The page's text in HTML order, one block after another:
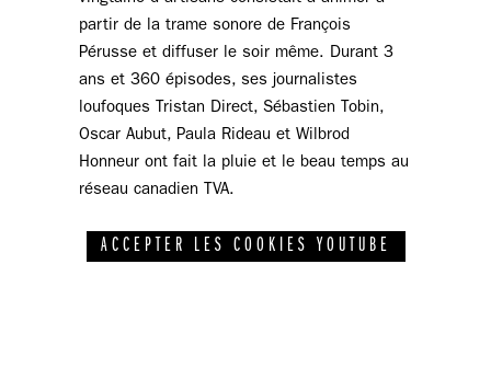
partir de la trame sonore de François
Pérusse et diffuser le soir même. Durant 3
ans et 360 épisodes, ses journalistes
loufoques Tristan Direct, Sébastien Tobin,
Oscar Aubut, Paula Rideau et Wilbrod
Honneur ont fait la pluie et le beau temps au
réseau canadien TVA.
ACCEPTER LES COOKIES YOUTUBE